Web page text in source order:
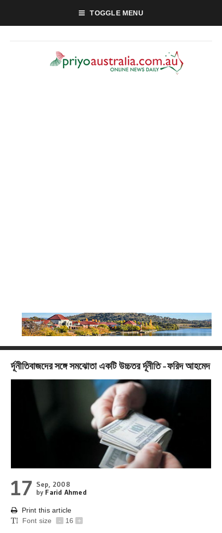
TOGGLE MENU
র্দূনীতিবাজদের সঙ্গে সমঝোতা একটি উচ্চতর র্দূনীতি -ফরিদ আহমেদ
17 Sep, 2008
by Farid Ahmed
Print this article
Font size
- 16 +